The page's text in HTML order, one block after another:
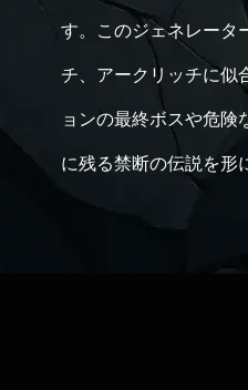
す。このジェネレータ
チ、アークリッチに似
ョンの最終ボスや危険
に残る禁断の伝説を形